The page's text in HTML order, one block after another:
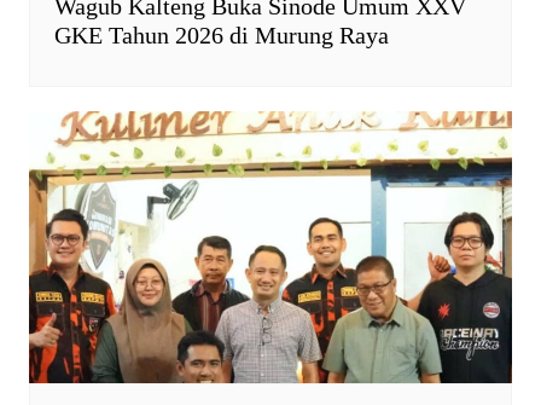
Wagub Kalteng Buka Sinode Umum XXV
GKE Tahun 2026 di Murung Raya